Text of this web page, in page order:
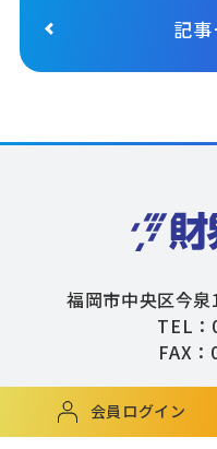
記
会員ログイン
福岡市中央区今
TEL
FAX
Copyright ©